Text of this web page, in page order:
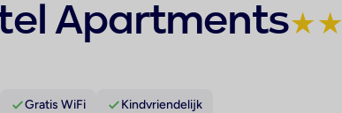
Apartments★★
Gratis WiFi Kindvriendelijk